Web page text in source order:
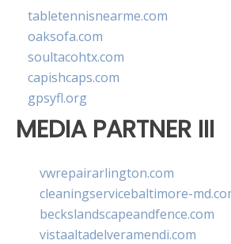
tabletennisnearme.com
oaksofa.com
soultacohtx.com
capishcaps.com
gpsyfl.org
MEDIA PARTNER III
vwrepairarlington.com
cleaningservicebaltimore-
beckslandscapeandfence.com
vistaaltadelveramendi.com